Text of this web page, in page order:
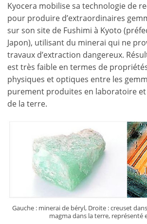
Kyocera mobilise sa technologie de
pour produire d’extraordinaires
sur son site de Fushimi à Kyoto
Japon), utilisant du minerai qui ne
travaux d’extraction dangereux.
est très faible en termes de
physiques et optiques entre les
purement produites en laboratoire et
de la terre.
Gauche : minerai de béryl, Droite : creuset
magma dans la terre, représenté